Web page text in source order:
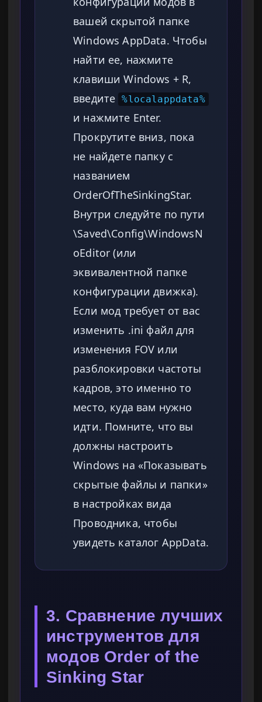
вашей скрытой папке
Windows AppData. Чтобы
найти ее, нажмите
клавиши Windows + R,
введите
%localappdata%
и нажмите Enter.
Прокрутите вниз, пока
не найдете папку с
названием
OrderOfTheSinkingStar.
Внутри следуйте по пути
\Saved\Config\WindowsN
oEditor (или
эквивалентной папке
конфигурации движка).
Если мод требует от вас
изменить .ini файл для
изменения FOV или
разблокировки частоты
кадров, это именно то
место, куда вам нужно
идти. Помните, что вы
должны настроить
Windows на «Показывать
скрытые файлы и папки»
в настройках вида
Проводника, чтобы
увидеть каталог AppData.
3. Сравнение лучших
инструментов для
модов Order of the
Sinking Star